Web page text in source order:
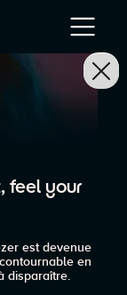
feel your
est devenue
en
disparaître.